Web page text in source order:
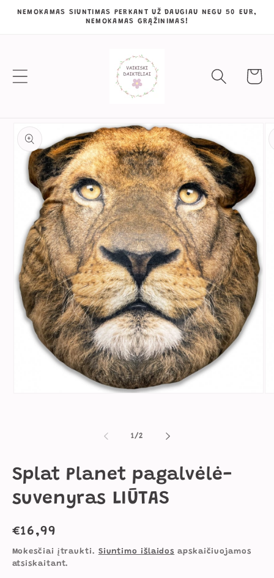
Eiti į
NEMOKAMAS SIUNTIMAS PERKANT UŽ DAUGIAU NEGU 50 EUR,
NEMOKAMAS GRĄŽINIMAS!
informacijos
apie gaminį
1/iš
2
Splat Planet pagalvėlė-
suvenyras LIŪTAS
Įprasta
kaina
€16,99
Mokesčiai įtraukti. Siuntimo išlaidos apskaičiuojamos
atsiskaitant.